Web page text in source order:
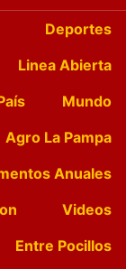
Deportes
Linea Abierta
Mundo
Agro La Pampa
Anuales
Videos
Entre Pocillos